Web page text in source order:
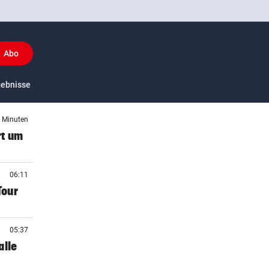
Abo
US-Sport
Minuten
um
06:11
05:37